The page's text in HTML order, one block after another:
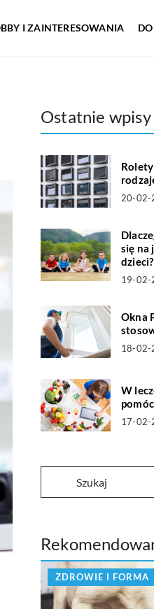
I ZAINTERESOWANIA
Ostatnie wpisy
20-02-
się na
dzieci?
19-02-
Okna
18-02-
W
17-02-
ZDROWIE I FORMA